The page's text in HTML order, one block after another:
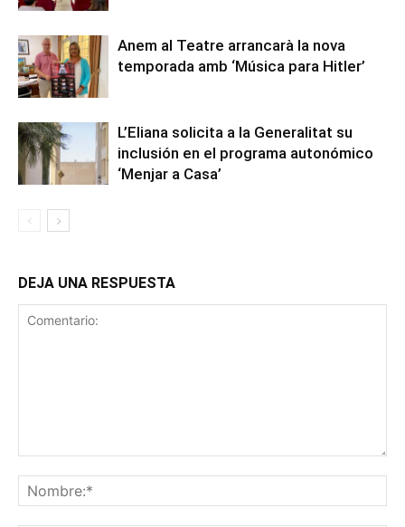
Anem al Teatre arrancarà la nova
temporada amb ‘Música para Hitler’
L’Eliana solicita a la Generalitat su
inclusión en el programa autonómico
‘Menjar a Casa’
DEJA UNA RESPUESTA